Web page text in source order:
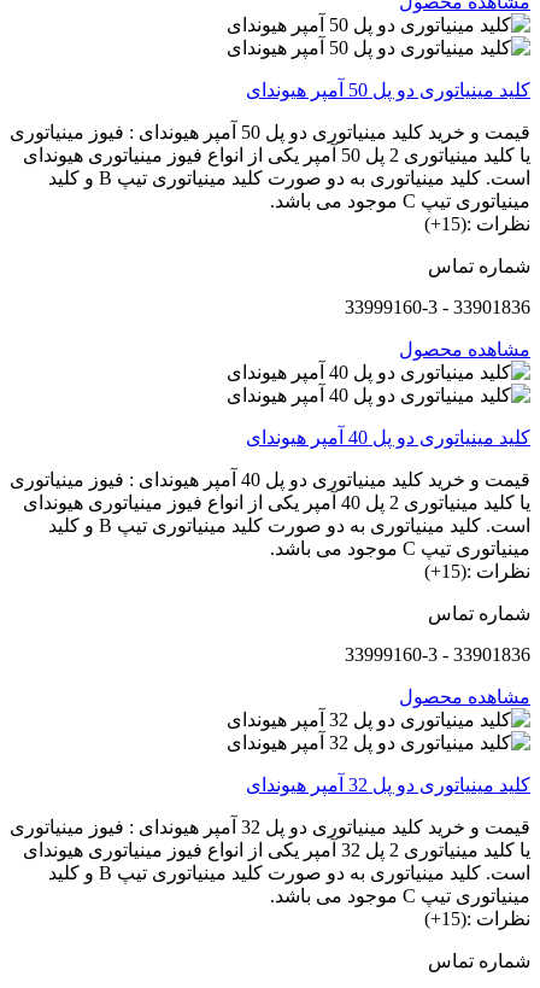
کلید مینیاتوری دو پل 50 آمپر هیوندای
قیمت و خرید کلید مینیاتوری دو پل 50 آمپر هیوندای : فیوز مینیاتوری
یا کلید مینیاتوری 2 پل 50 آمپر یکی از انواع فیوز مینیاتوری هیوندای
است. کلید مینیاتوری به دو صورت کلید مینیاتوری تیپ B و کلید
مینیاتوری تیپ C موجود می باشد.
نظرات :(15+)
شماره تماس
33901836 - 33999160-3
مشاهده محصول
کلید مینیاتوری دو پل 40 آمپر هیوندای
قیمت و خرید کلید مینیاتوری دو پل 40 آمپر هیوندای : فیوز مینیاتوری
یا کلید مینیاتوری 2 پل 40 آمپر یکی از انواع فیوز مینیاتوری هیوندای
است. کلید مینیاتوری به دو صورت کلید مینیاتوری تیپ B و کلید
مینیاتوری تیپ C موجود می باشد.
نظرات :(15+)
شماره تماس
33901836 - 33999160-3
مشاهده محصول
کلید مینیاتوری دو پل 32 آمپر هیوندای
قیمت و خرید کلید مینیاتوری دو پل 32 آمپر هیوندای : فیوز مینیاتوری
یا کلید مینیاتوری 2 پل 32 آمپر یکی از انواع فیوز مینیاتوری هیوندای
است. کلید مینیاتوری به دو صورت کلید مینیاتوری تیپ B و کلید
مینیاتوری تیپ C موجود می باشد.
نظرات :(15+)
شماره تماس